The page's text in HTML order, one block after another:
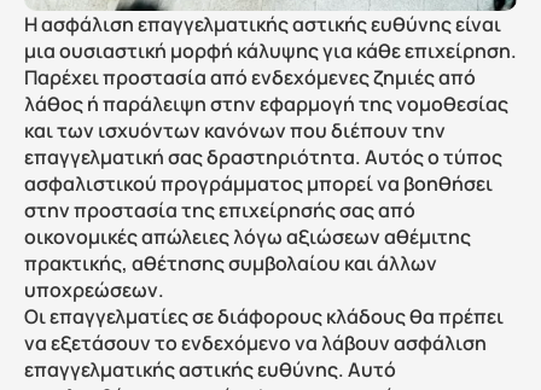
Η ασφάλιση επαγγελματικής αστικής ευθύνης είναι
μια ουσιαστική μορφή κάλυψης για κάθε επιχείρηση.
Παρέχει προστασία από ενδεχόμενες ζημιές από
λάθος ή παράλειψη στην εφαρμογή της νομοθεσίας
και των ισχυόντων κανόνων που διέπουν την
επαγγελματική σας δραστηριότητα. Αυτός ο τύπος
ασφαλιστικού προγράμματος μπορεί να βοηθήσει
στην προστασία της επιχείρησής σας από
οικονομικές απώλειες λόγω αξιώσεων αθέμιτης
πρακτικής, αθέτησης συμβολαίου και άλλων
υποχρεώσεων.
Οι επαγγελματίες σε διάφορους κλάδους θα πρέπει
να εξετάσουν το ενδεχόμενο να λάβουν ασφάλιση
επαγγελματικής αστικής ευθύνης. Αυτό